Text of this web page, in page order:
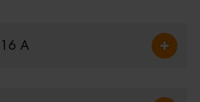
16 A